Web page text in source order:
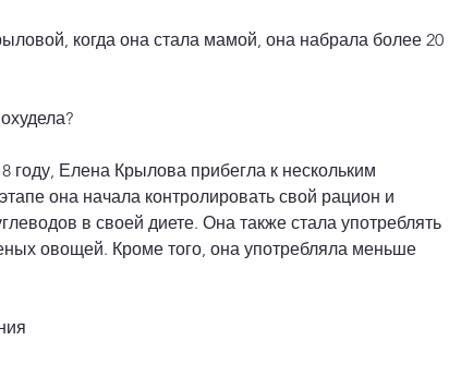
когда она стала мамой, она набрала более 20
году, Елена Крылова прибегла к нескольким
она начала контролировать свой рацион и
в своей диете. Она также стала употреблять
овощей. Кроме того, она употребляла меньше